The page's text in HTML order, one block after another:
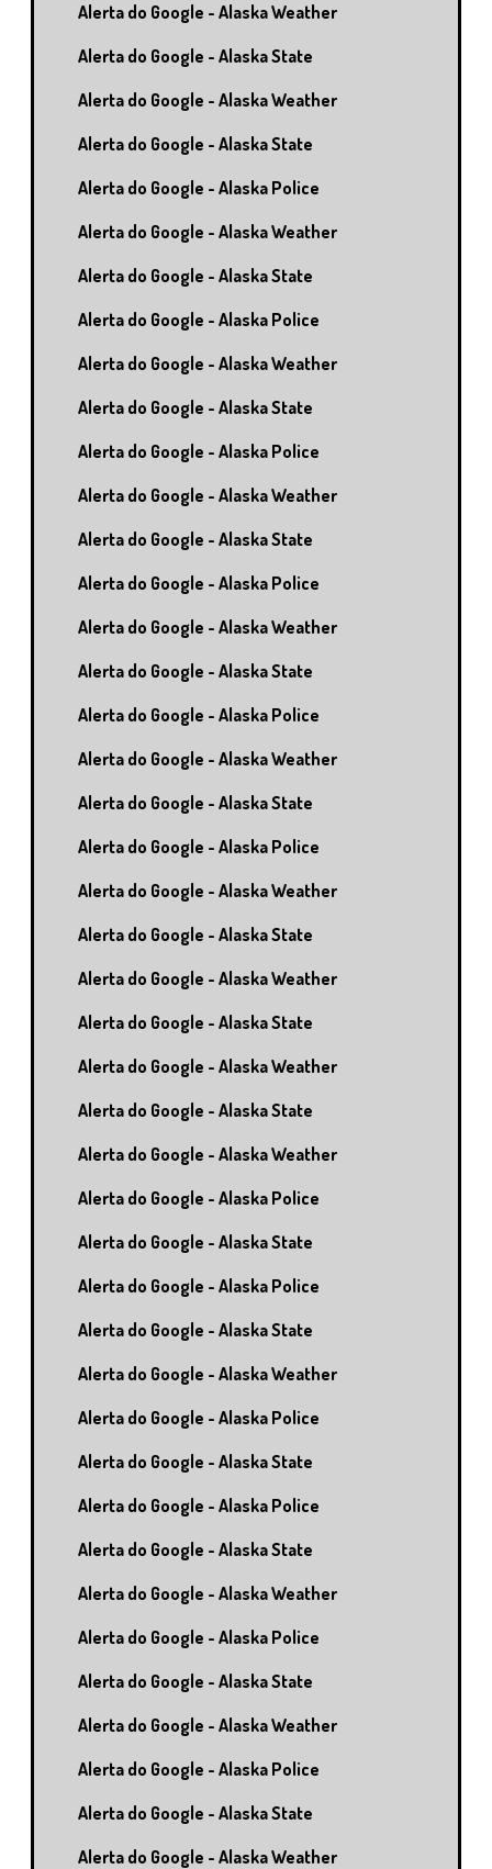
Alerta do Google - Alaska Weather
Alerta do Google - Alaska State
Alerta do Google - Alaska Weather
Alerta do Google - Alaska State
Alerta do Google - Alaska Police
Alerta do Google - Alaska Weather
Alerta do Google - Alaska State
Alerta do Google - Alaska Police
Alerta do Google - Alaska Weather
Alerta do Google - Alaska State
Alerta do Google - Alaska Police
Alerta do Google - Alaska Weather
Alerta do Google - Alaska State
Alerta do Google - Alaska Police
Alerta do Google - Alaska Weather
Alerta do Google - Alaska State
Alerta do Google - Alaska Police
Alerta do Google - Alaska Weather
Alerta do Google - Alaska State
Alerta do Google - Alaska Police
Alerta do Google - Alaska Weather
Alerta do Google - Alaska State
Alerta do Google - Alaska Weather
Alerta do Google - Alaska State
Alerta do Google - Alaska Weather
Alerta do Google - Alaska State
Alerta do Google - Alaska Weather
Alerta do Google - Alaska Police
Alerta do Google - Alaska State
Alerta do Google - Alaska Police
Alerta do Google - Alaska State
Alerta do Google - Alaska Weather
Alerta do Google - Alaska Police
Alerta do Google - Alaska State
Alerta do Google - Alaska Police
Alerta do Google - Alaska State
Alerta do Google - Alaska Weather
Alerta do Google - Alaska Police
Alerta do Google - Alaska State
Alerta do Google - Alaska Weather
Alerta do Google - Alaska Police
Alerta do Google - Alaska State
Alerta do Google - Alaska Weather